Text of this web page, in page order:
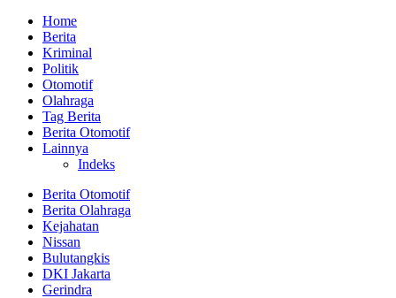
Home
Berita
Kriminal
Politik
Otomotif
Olahraga
Tag Berita
Berita Otomotif
Lainnya
Indeks
Berita Otomotif
Berita Olahraga
Kejahatan
Nissan
Bulutangkis
DKI Jakarta
Gerindra